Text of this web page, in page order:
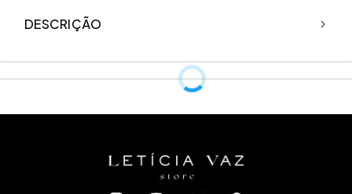
DESCRIÇÃO